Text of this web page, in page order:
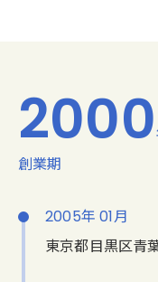
2000
創業期
2005年 01月
東京都目黒区青